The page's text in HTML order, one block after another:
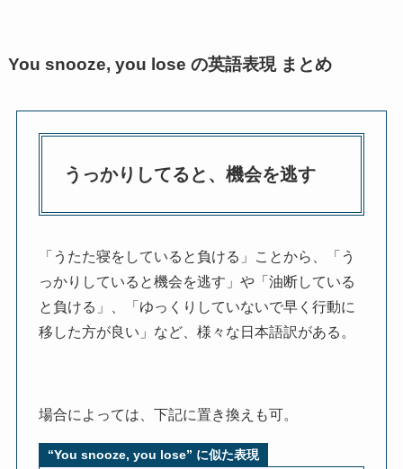
You snooze, you lose の英語表現 まとめ
うっかりしてると、機会を逃す
「うたた寝をしていると負ける」ことから、「う
っかりしていると機会を逃す」や「油断している
と負ける」、「ゆっくりしていないで早く行動に
移した方が良い」など、様々な日本語訳がある。
場合によっては、下記に置き換えも可。
“You snooze, you lose” に似た表現